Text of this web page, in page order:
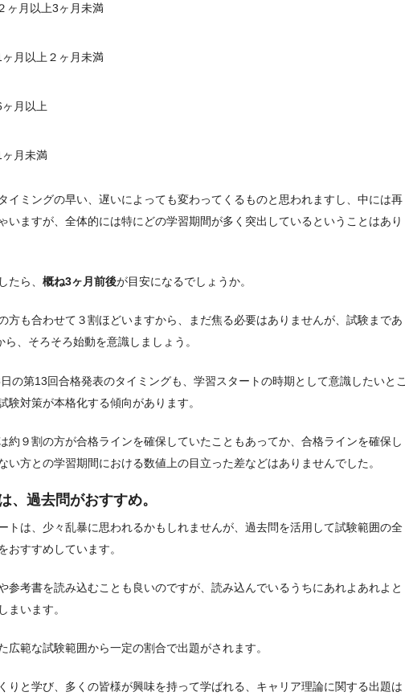
月以上3ヶ月未満
月以上２ヶ月未満
月以上
月未満
イミングの早い、遅いによっても変わってくるものと思われますし、中には再
いますが、全体的には特にどの学習期間が多く突出しているということはあり
たら、 概ね3ヶ月前後が目安になるでしょうか。
方も合わせて３割ほどいますから、まだ焦る必要はありませんが、試験まであ
、そろそろ始動を意識しましょう。
の第13回合格発表のタイミングも、学習スタートの時期として意識したいとこ
験対策が本格化する傾向があります。
約９割の方が合格ラインを確保していたこともあってか、合格ラインを確保し
い方との学習期間における数値上の目立った差などはありませんでした。
、過去問がおすすめ。
トは、少々乱暴に思われるかもしれませんが、過去問を活用して試験範囲の全
おすすめしています。
参考書を読み込むことも良いのですが、読み込んでいるうちにあれよあれよと
まいます。
広範な試験範囲から一定の割合で出題がされます。
りと学び、多くの皆様が興味を持って学ばれる、キャリア理論に関する出題は